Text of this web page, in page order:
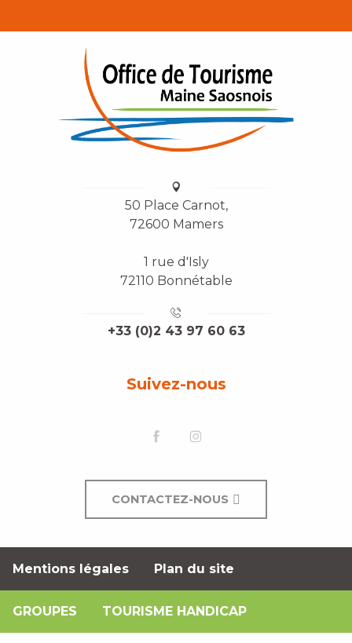
50 Place Carnot,
72600 Mamers
1 rue d'Isly
72110 Bonnétable
+33 (0)2 43 97 60 63
Suivez-nous
CONTACTEZ-NOUS
Mentions légales Plan du site
GROUPES TOURISME HANDICAP